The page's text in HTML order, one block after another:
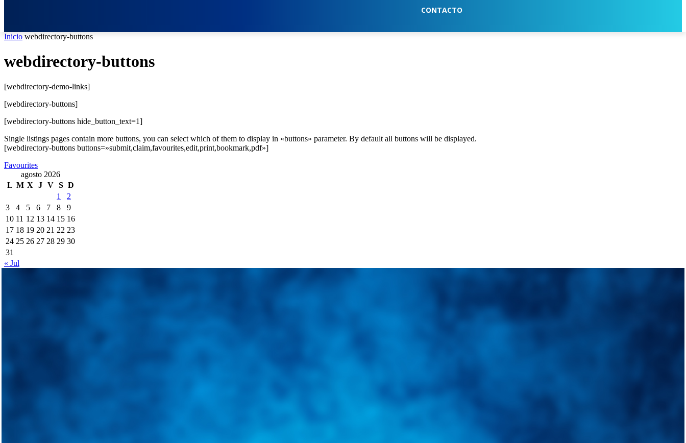
CONTACTO
Inicio webdirectory-buttons
webdirectory-buttons
[webdirectory-demo-links]
[webdirectory-buttons]
[webdirectory-buttons hide_button_text=1]
Single listings pages contain more buttons, you can select which of them to display in «buttons» parameter. By default all buttons will be displayed.
[webdirectory-buttons buttons=»submit,claim,favourites,edit,print,bookmark,pdf»]
Favourites
agosto 2026
L M X J V S D
1
2
3
4 5 6 7 8
9
10 11 12 13 14 15 16
17 18 19 20 21 22 23
24 25 26 27 28 29 30
31
« Jul